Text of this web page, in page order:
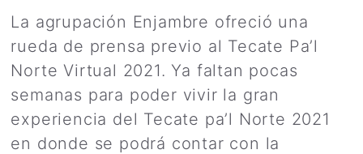
La agrupación Enjambre ofreció una
rueda de prensa previo al Tecate Pa’l
Norte Virtual 2021. Ya faltan pocas
semanas para poder vivir la gran
experiencia del Tecate pa’l Norte 2021
en donde se podrá contar con la